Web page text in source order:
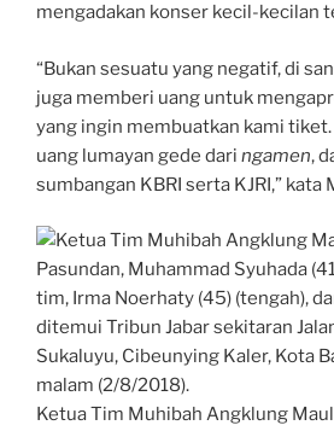
mengadakan konser kecil-kecilan
“Bukan sesuatu yang negatif, di
juga memberi uang untuk
yang ingin membuatkan kami
uang lumayan gede dari ngamen,
sumbangan KBRI serta KJRI,” kata
Ketua Tim Muhibah Angklung